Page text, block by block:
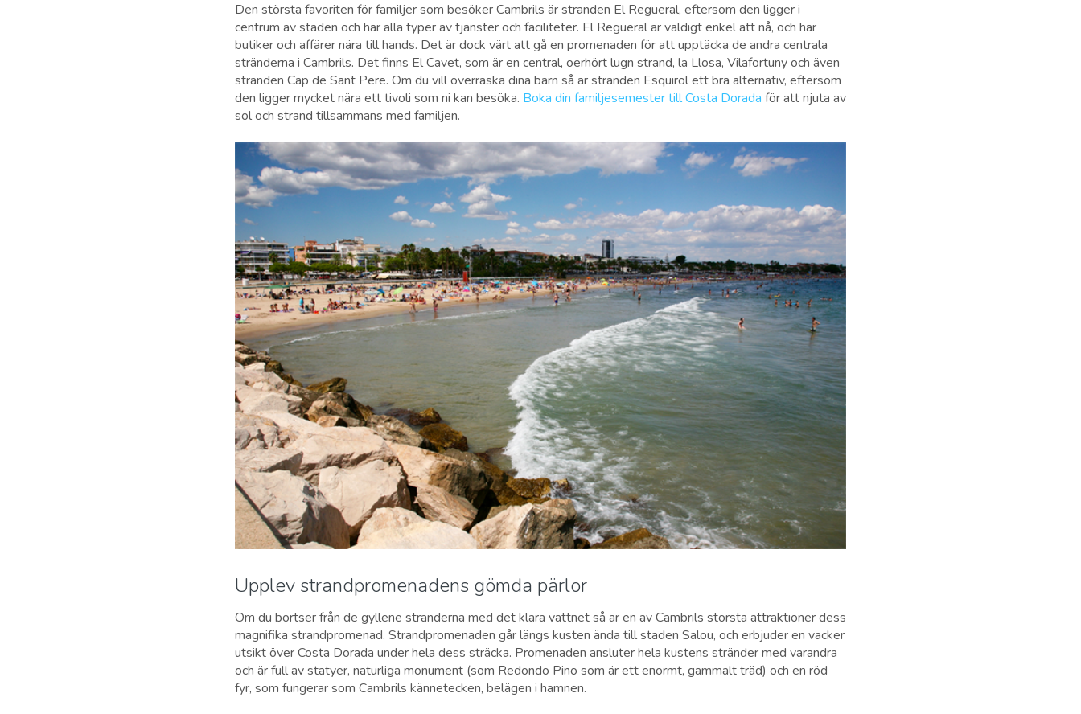
Den största favoriten för familjer som besöker Cambrils är stranden El Regueral, eftersom den ligger i
centrum av staden och har alla typer av tjänster och faciliteter. El Regueral är väldigt enkel att nå, och har
butiker och affärer nära till hands. Det är dock värt att gå en promenaden för att upptäcka de andra centrala
stränderna i Cambrils. Det finns El Cavet, som är en central, oerhört lugn strand, la Llosa, Vilafortuny och även
stranden Cap de Sant Pere. Om du vill överraska dina barn så är stranden Esquirol ett bra alternativ, eftersom
den ligger mycket nära ett tivoli som ni kan besöka. Boka din familjesemester till Costa Dorada för att njuta av
sol och strand tillsammans med familjen.
Upplev strandpromenadens gömda pärlor
Om du bortser från de gyllene stränderna med det klara vattnet så är en av Cambrils största attraktioner dess
magnifika strandpromenad. Strandpromenaden går längs kusten ända till staden Salou, och erbjuder en vacker
utsikt över Costa Dorada under hela dess sträcka. Promenaden ansluter hela kustens stränder med varandra
och är full av statyer, naturliga monument (som Redondo Pino som är ett enormt, gammalt träd) och en röd
fyr, som fungerar som Cambrils kännetecken, belägen i hamnen.